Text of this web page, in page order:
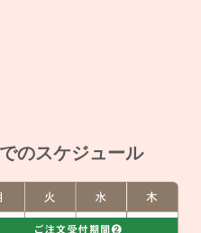
のスケジュール